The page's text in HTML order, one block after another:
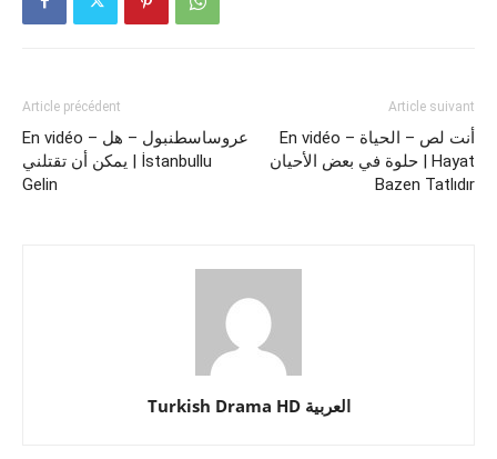
Article précédent
En vidéo – عروساسطنبول – هل
يمكن أن تقتلني | İstanbullu
Gelin
Article suivant
En vidéo – أنت لص – الحياة
حلوة في بعض الأحيان | Hayat
Bazen Tatlıdır
Turkish Drama HD العربية